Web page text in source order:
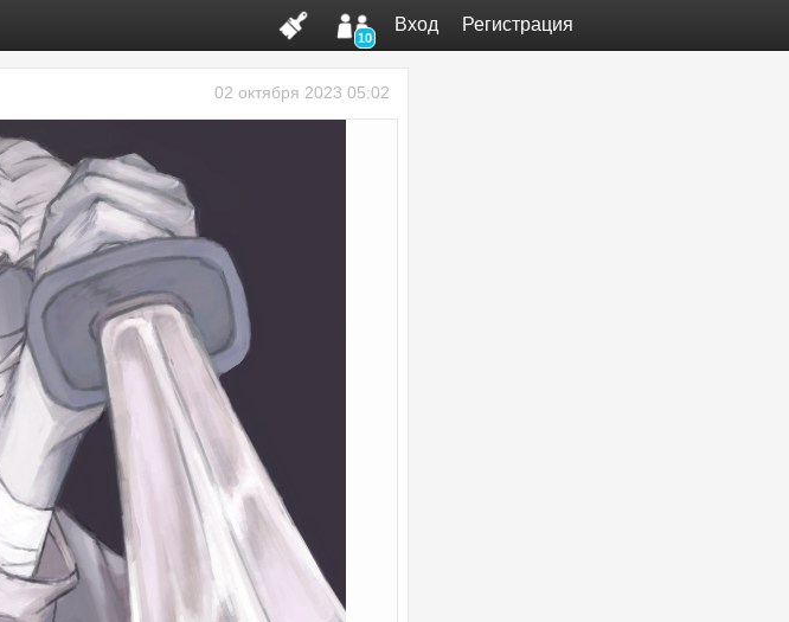
10
Вход Регистрация
02 октября 2023 05:02